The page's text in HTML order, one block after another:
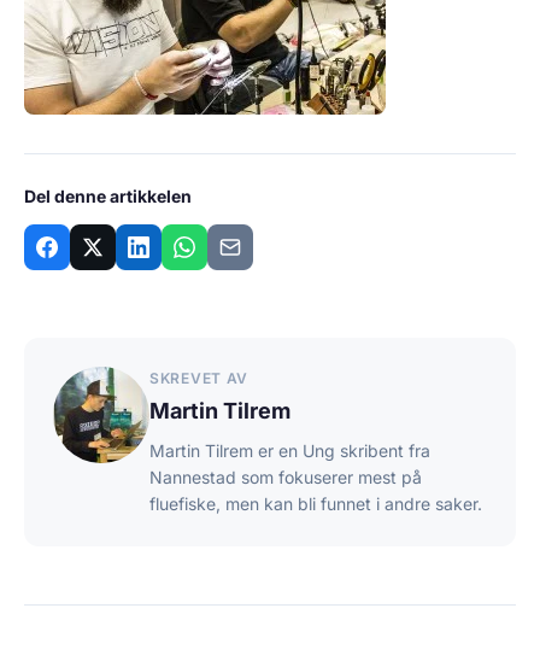
Del denne artikkelen
SKREVET AV
Martin Tilrem
Martin Tilrem er en Ung skribent fra
Nannestad som fokuserer mest på
fluefiske, men kan bli funnet i andre saker.